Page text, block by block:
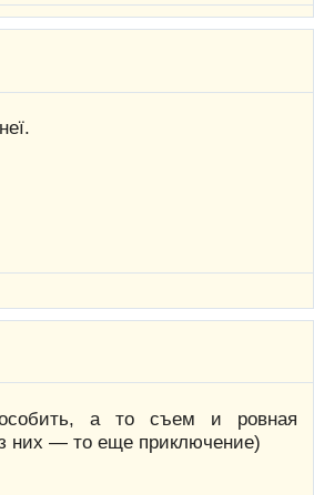
а то съем и ровная
них — то еще приключение)